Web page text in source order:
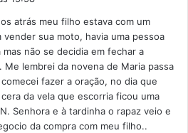
s
e
:
atrás meu filho estava com um
vender sua moto, havia uma pessoa
mas não se decidia em fechar a
Me lembrei da novena de Maria passa
fazer a oração, no dia que
da vela que escorria ficou uma
Senhora e à tardinha o rapaz veio e
da compra com meu filho..